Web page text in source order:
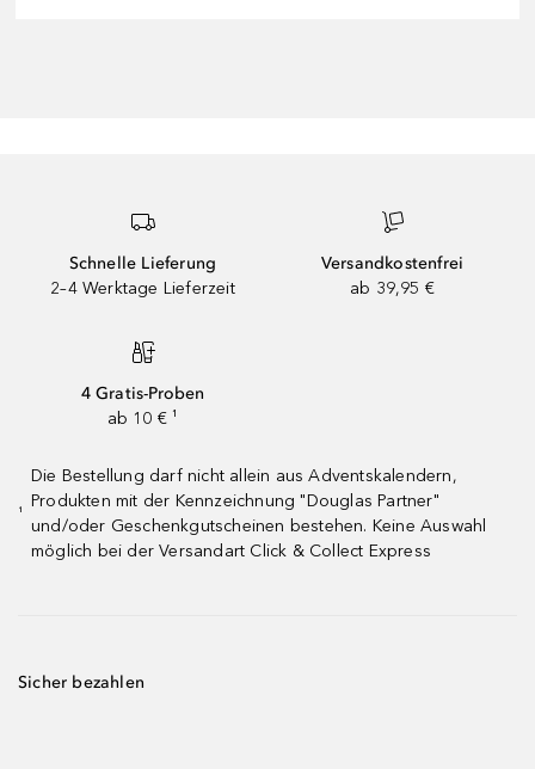
Schnelle Lieferung
2–4 Werktage Lieferzeit
Versandkostenfrei
ab 39,95 €
4 Gratis-Proben
ab 10 € ¹
¹
Die Bestellung darf nicht allein aus Adventskalendern,
Produkten mit der Kennzeichnung "Douglas Partner"
und/oder Geschenkgutscheinen bestehen. Keine Auswahl
möglich bei der Versandart Click & Collect Express
Sicher bezahlen